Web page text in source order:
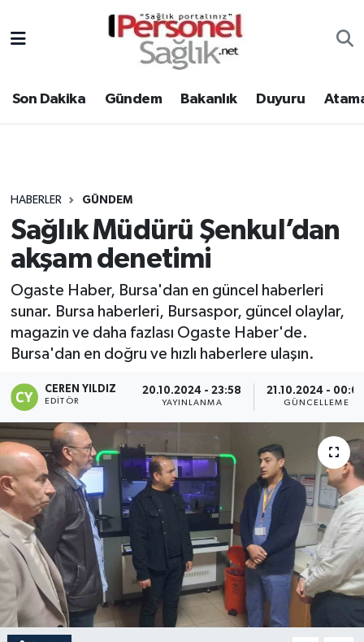
Son Dakika Gündem Bakanlık Duyuru
HABERLER GÜNDEM
Sağlık Müdürü Şenkul’dan
akşam denetimi
Ogaste Haber, Bursa'dan en güncel haberleri
sunar. Bursa haberleri, Bursaspor, güncel olaylar,
magazin ve daha fazlası Ogaste Haber'de.
Bursa'dan en doğru ve hızlı haberlere ulaşın.
CEREN YILDIZ
EDITÖR
20.10.2024 - 23:58
YAYINLANMA
21.10.2024 -
GÜNCELLEME
Gündem
Atamalar
Mevzuat
Sendika
Kpss - Sınav
Nöbetçi Eczaneler
Hava Durumu
Tüm Manşetler
Son Dakika Haberleri
Haber Arşivi